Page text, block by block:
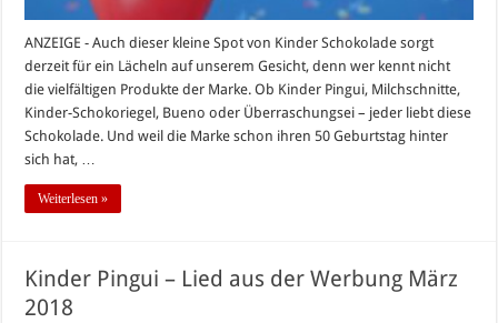
ANZEIGE - Auch dieser kleine Spot von Kinder Schokolade sorgt
derzeit für ein Lächeln auf unserem Gesicht, denn wer kennt nicht
die vielfältigen Produkte der Marke. Ob Kinder Pingui, Milchschnitte,
Kinder-Schokoriegel, Bueno oder Überraschungsei – jeder liebt diese
Schokolade. Und weil die Marke schon ihren 50 Geburtstag hinter
sich hat, …
Weiterlesen »
Kinder Pingui – Lied aus der Werbung März
2018